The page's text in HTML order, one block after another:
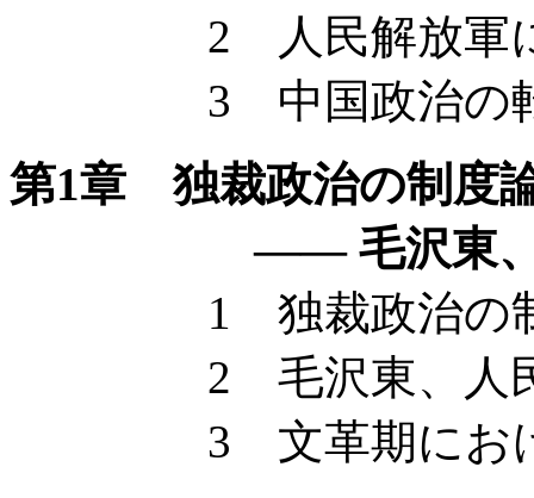
2 人民解放軍に
3 中国政治の転換
第1章 独裁政治の制度
—— 毛沢東、人民
1 独裁政治の制
2 毛沢東、人民解
3 文革期における